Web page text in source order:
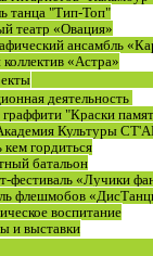
танца "Тип-Топ"
театр «Овация»
ансамбль
«Астра»
деятельность
"Краски
Культуры
кем гордиться
батальон
фестиваль «Лучики
флешмобов
воспитание
и выставки